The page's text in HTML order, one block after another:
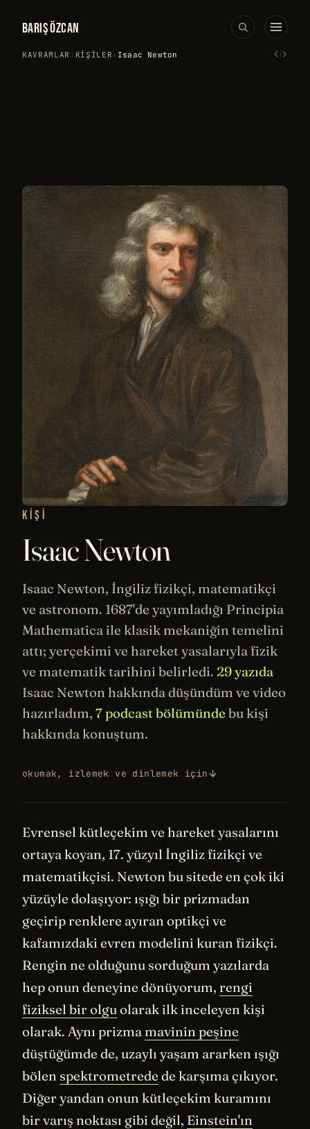
BARIŞ ÖZCAN
KAVRAMLAR › KIŞILER › Isaac Newton ‹›
KIŞI
Isaac Newton
Isaac Newton, İngiliz fizikçi, matematikçi
ve astronom. 1687'de yayımladığı Principia
Mathematica ile klasik mekaniğin temelini
attı; yerçekimi ve hareket yasalarıyla fizik
ve matematiktarihini belirledi. 29 yazıda
Isaac Newton hakkında düşündüm ve video
hazırladım, 7 podcast bölümünde bu kişi
hakkında konuştum.
okumak, izlemek ve dinlemek için
Evrensel kütleçekim ve hareket yasalarını
ortaya koyan, 17. yüzyıl İngiliz fizikçi ve
matematikçisi. Newton bu sitede en çok iki
yüzüyle dolaşıyor: ışığı bir prizmadan
geçirip renklere ayıran optikçi ve
kafamızdaki evren modelini kuran fizikçi.
Rengin ne olduğunu sorduğum yazılarda
hep onun deneyine dönüyorum, rengi
fiziksel bir olgu olarak ilk inceleyen kişi
olarak. Aynı prizma mavinin peşine
düştüğümde de, uzaylı yaşam ararken ışığı
bölen spektrometrede de karşıma çıkıyor.
Diğer yandan onun kütleçekim kuramını
bir varış noktası gibi değil, Einstein'ın